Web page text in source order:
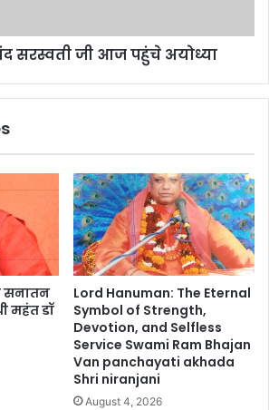
सरस्वती जी आज पहुंचे अयोध्या
सनातन
महंत डॉ
Lord Hanuman: The Eternal
Symbol of Strength,
Devotion, and Selfless
Service Swami Ram Bhajan
Van panchayati akhada
Shri niranjani
August 4, 2026